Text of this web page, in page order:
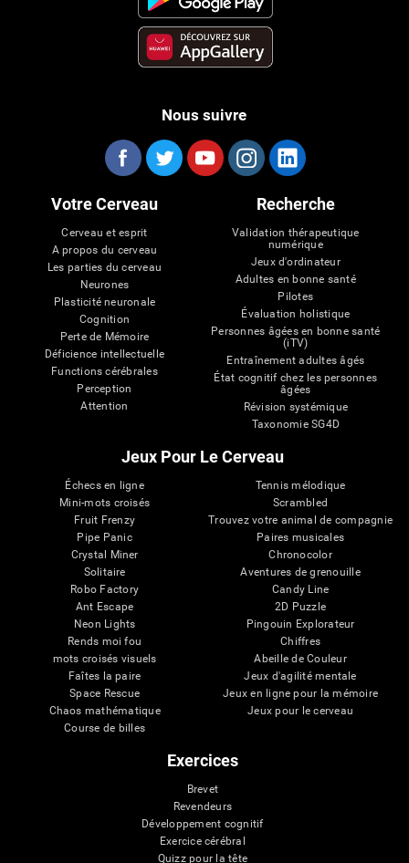
Nous suivre
Votre Cerveau
Cerveau et esprit
A propos du cerveau
Les parties du cerveau
Neurones
Plasticité neuronale
Cognition
Perte de Mémoire
Déficience intellectuelle
Functions cérébrales
Perception
Attention
Recherche
Validation thérapeutique
numérique
Jeux d'ordinateur
Adultes en bonne santé
Pilotes
Évaluation holistique
Personnes âgées en bonne santé
(iTV)
Entraînement adultes âgés
État cognitif chez les personnes
âgées
Révision systémique
Taxonomie SG4D
Jeux Pour Le Cerveau
Échecs en ligne
Mini-mots croisés
Fruit Frenzy
Pipe Panic
Crystal Miner
Solitaire
Robo Factory
Ant Escape
Neon Lights
Rends moi fou
mots croisés visuels
Faîtes la paire
Space Rescue
Chaos mathématique
Course de billes
Tennis mélodique
Scrambled
Trouvez votre animal de compagnie
Paires musicales
Chronocolor
Aventures de grenouille
Candy Line
2D Puzzle
Pingouin Explorateur
Chiffres
Abeille de Couleur
Jeux d'agilité mentale
Jeux en ligne pour la mémoire
Jeux pour le cerveau
Exercices
Brevet
Revendeurs
Développement cognitif
Exercice cérébral
Quizz pour la tête